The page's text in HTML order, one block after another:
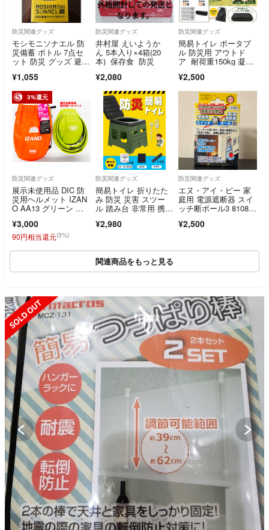
防災関連グッズ
モシモニソナエル 防
災備蓄 ボトル 7点セ
ット 防災 グッズ 避
¥1,055
防災関連グッズ
井村屋 えいようか
ん 5本入り×4箱(20
本) 保存食 防災
¥2,080
防災関連グッズ
簡易トイレ ポータブ
ル 防災用 アウトド
ア 耐荷重150kg 凝固
レ 非常用トイレ 防災
グッズ
¥2,500
3%還元
防災関連グッズ
展示未使用品 DIC 防
災用ヘルメット IZAN
O AA13 グリーン 頭
たみ式 R2607-107
¥3,000
90円相当還元(3%)
防災関連グッズ
簡易トイレ 折りたた
み 防災 災害 スツー
ル 踏み台 非常用 携帯
ト 丸洗い アウトド
¥2,980
防災関連グッズ
エヌ・アイ・ピー 家
庭用 電源遮断器 スイ
ッチ断ボール3 81082
¥2,500
関連商品をもっと見る
SOLD OUT